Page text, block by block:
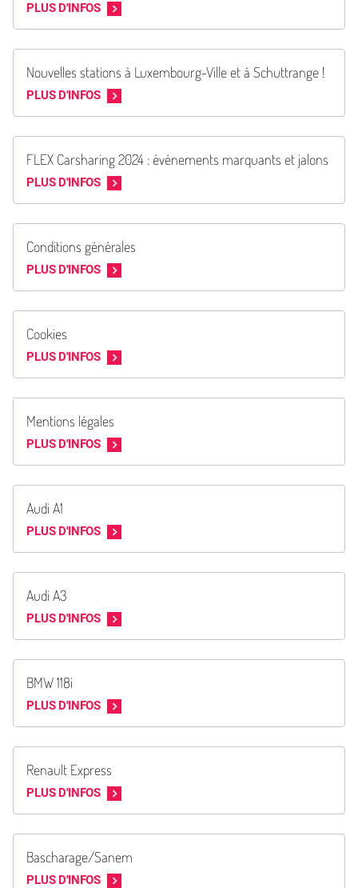
PLUS D'INFOS
Nouvelles stations à Luxembourg-Ville et à Schuttrange !
PLUS D'INFOS
FLEX Carsharing 2024 : événements marquants et jalons
PLUS D'INFOS
Conditions générales
PLUS D'INFOS
Cookies
PLUS D'INFOS
Mentions légales
PLUS D'INFOS
Audi A1
PLUS D'INFOS
Audi A3
PLUS D'INFOS
BMW 118i
PLUS D'INFOS
Renault Express
PLUS D'INFOS
Bascharage/Sanem
PLUS D'INFOS